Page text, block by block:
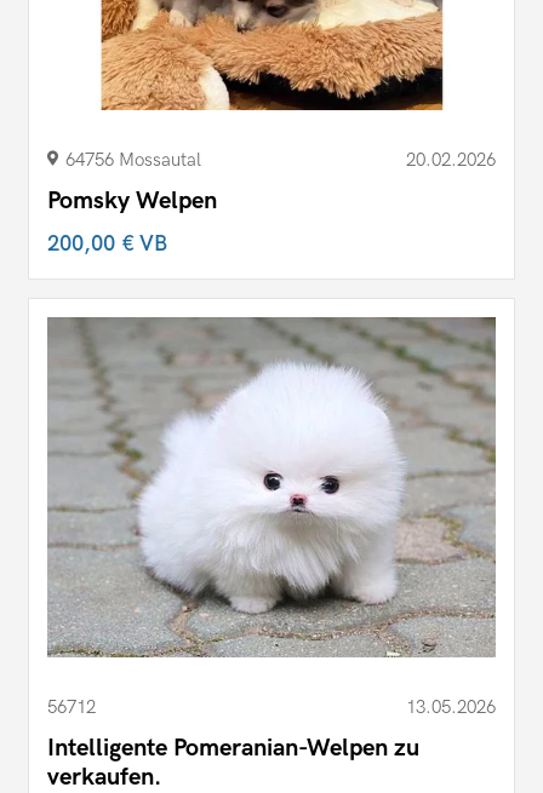
64756 Mossautal 20.02.2026
Pomsky Welpen
200,00 €VB
56712 13.05.2026
Intelligente Pomeranian-Welpen zu
verkaufen.